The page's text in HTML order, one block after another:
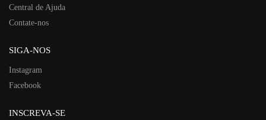
Central de Ajuda
Contate-nos
SIGA-NOS
Instagram
Facebook
INSCREVA-SE